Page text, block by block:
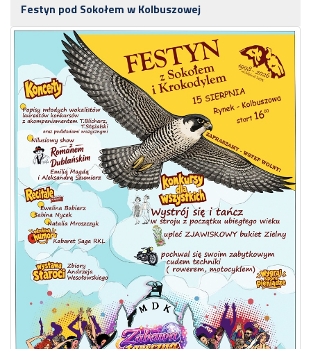
Festyn pod Sokołem w Kolbuszowej